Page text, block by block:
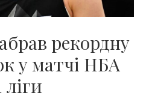
рекордну
у матчі НБА